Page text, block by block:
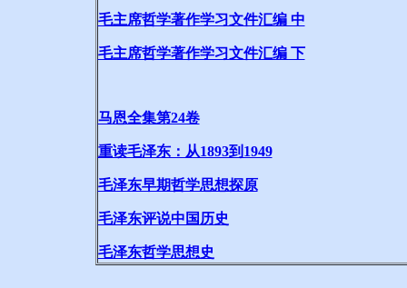
毛主席哲学著作学习文件汇编 中
毛主席哲学著作学习文件汇编 下
马恩全集第24卷
重读毛泽东：从1893到1949
毛泽东早期哲学思想探原
毛泽东评说中国历史
毛泽东哲学思想史